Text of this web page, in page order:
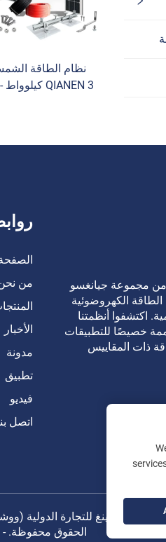
نظام الطاقة
من مجموعة جيانغسو
الطاقة الكهروضوئية
اكتشفوا أنظمتنا
خصيصًا للتطبيقات
ذات المقاييس
من
الأخبار
مدونة
تطبيق
فيديو
اتصل
حقوق الطبع والنشر © 2026 شركة تشيانينغ للتجارة
الحقوق محفوظة. -